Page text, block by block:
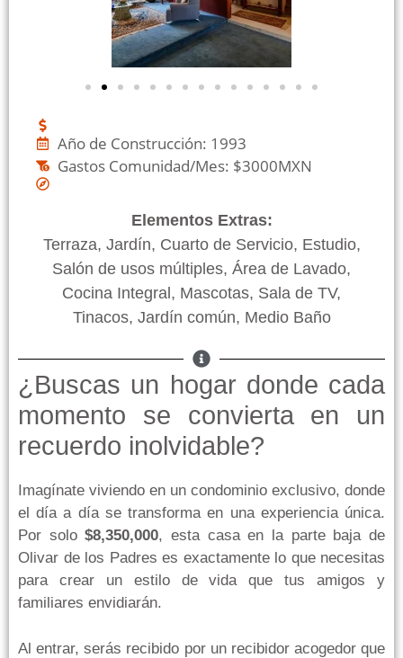
Año de Construcción: 1993
Gastos Comunidad/Mes: $3000MXN
Elementos Extras:
Terraza, Jardín, Cuarto de Servicio, Estudio,
Salón de usos múltiples, Área de Lavado,
Cocina Integral, Mascotas, Sala de TV,
Tinacos, Jardín común, Medio Baño
¿Buscas un hogar donde cada
momento se convierta en un
recuerdo inolvidable?
Imagínate viviendo en un condominio exclusivo, donde
el día a día se transforma en una experiencia única.
Por solo$8,350,000, esta casa en la parte baja de
Olivar de los Padres es exactamente lo que necesitas
para crear un estilo de vida que tus amigos y
familiares envidiarán.
Al entrar, serás recibido por un recibidor acogedor que